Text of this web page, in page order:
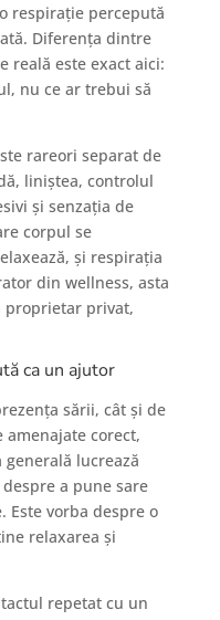
respirație percepută
Diferența dintre
reală este exact aici:
nu ce ar trebui să
rareori separat de
liniștea, controlul
și senzația de
corpul se
și respirația
din wellness, asta
proprietar privat,
ca un ajutor
sării, cât și de
corect,
lucrează
a pune sare
Este vorba despre o
relaxarea și
repetat cu un